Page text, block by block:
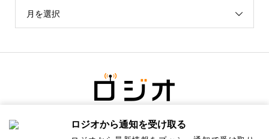
月を選択
ロジオから通知を受け取る